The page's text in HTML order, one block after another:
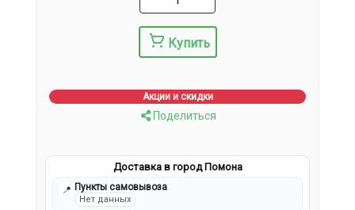
Купить
Акции и скидки
Поделиться
Доставка в город Помона
📍 Пункты самовывоза
Нет данных